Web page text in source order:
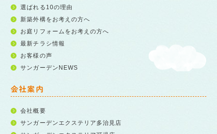
選ばれる10の理由
新築外構をお考えの方へ
お庭リフォームをお考えの方へ
最新チラシ情報
お客様の声
サンガーデンNEWS
会社案内
会社概要
サンガーデンエクステリア多治見店